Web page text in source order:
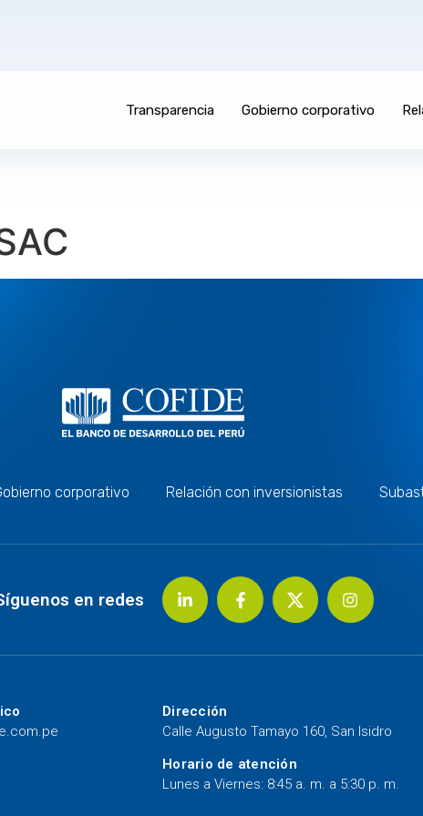
Transparencia Gobierno corporativo
corporativo Relación con inversionistas
en redes
Dirección
Calle Augusto Tamayo 160, San Isidro
Horario de atención
Lunes a Viernes: 8:45 a. m. a 5:30 p. m.